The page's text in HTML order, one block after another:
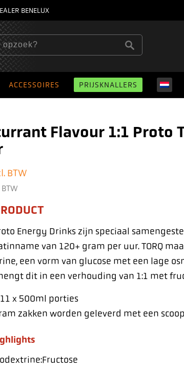
BENELUX
ACCESSOIRES PRIJSKNALLERS
Flavour 1:1 Proto
BTW
Energy Drinks zijn speciaal
van 120+ gram per uur. TORQ
een vorm van glucose met een lage
dit in een verhouding van 1:1 met
x 500ml porties
zakken worden geleverd met een